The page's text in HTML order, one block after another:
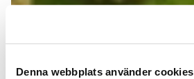
Denna webbplats använder cookies